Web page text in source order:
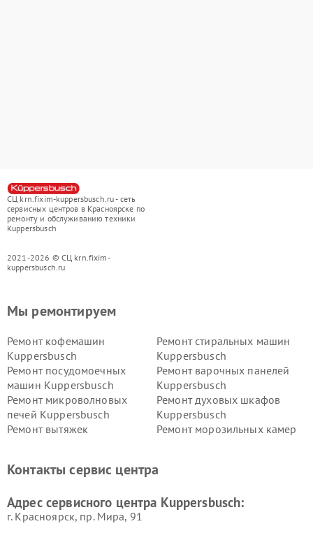
СЦ krn.fixim-kuppersbusch.ru - сеть
сервисных центров в Красноярске по
ремонту и обслуживанию техники
Kuppersbusch
2021-2026 © СЦ krn.fixim-
kuppersbusch.ru
Мы ремонтируем
Ремонт кофемашин
Kuppersbusch
Ремонт стиральных машин
Kuppersbusch
Ремонт посудомоечных
машин Kuppersbusch
Ремонт варочных панелей
Kuppersbusch
Ремонт микроволновых
печей Kuppersbusch
Ремонт духовых шкафов
Kuppersbusch
Ремонт вытяжек
Ремонт морозильных камер
Kuppersbusch
вакуумных упаковщиков
Ремонт сушильных машин Kuppersbusch
Контакты сервис центра
Адрес сервисного центра Kuppersbusch:
г. Красноярск, ​пр. Мира, 91